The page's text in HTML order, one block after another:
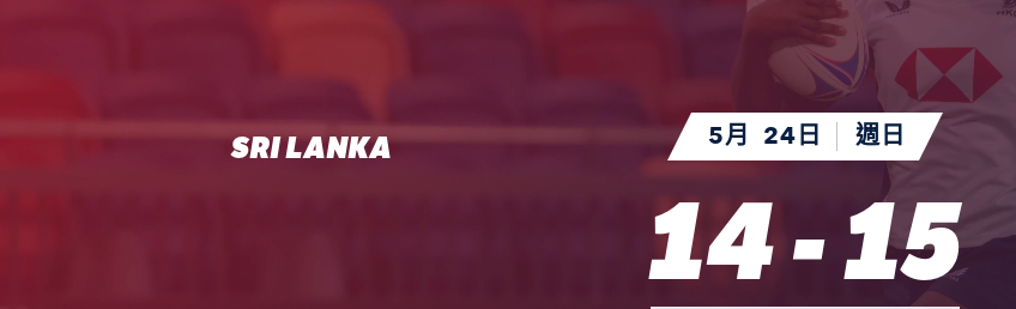
SRI LANKA 5月 24日 週日
14 - 15